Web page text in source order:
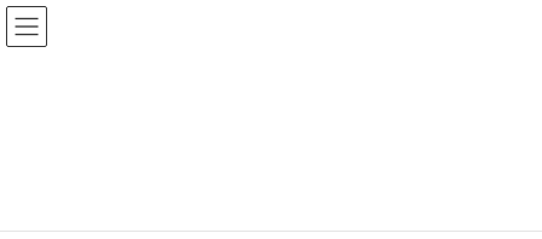
コ
ン
テ
ナ
ビ
ゲ